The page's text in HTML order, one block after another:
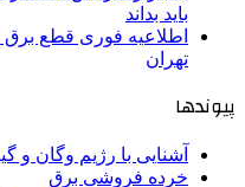
باید بداند
اطلاعیه فوری قطع
تهران
پیوندها
آشنایی با رژیم وگان و
خرده فروشی برق